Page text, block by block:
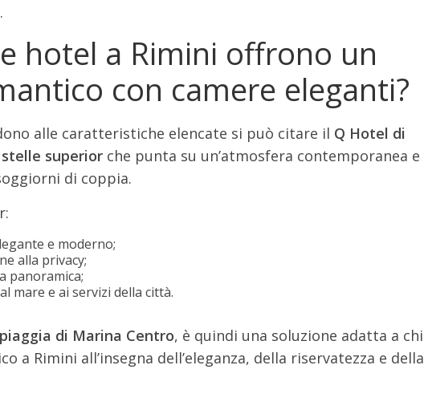
hotel a Rimini offrono un
con camere eleganti?
alle caratteristiche elencate si può citare il Q Hotel di
superior che punta su un’atmosfera contemporanea e
di coppia.
e moderno;
alla privacy;
panoramica;
mare e ai servizi della città.
di Marina Centro, è quindi una soluzione adatta a chi
a Rimini all’insegna dell’eleganza, della riservatezza e della